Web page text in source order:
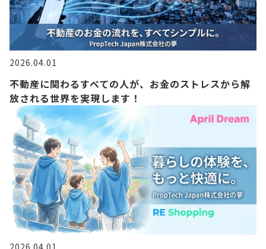
2026.04.01
不動産に関わるすべての人が、お金のストレスから解
放される世界を実現します！